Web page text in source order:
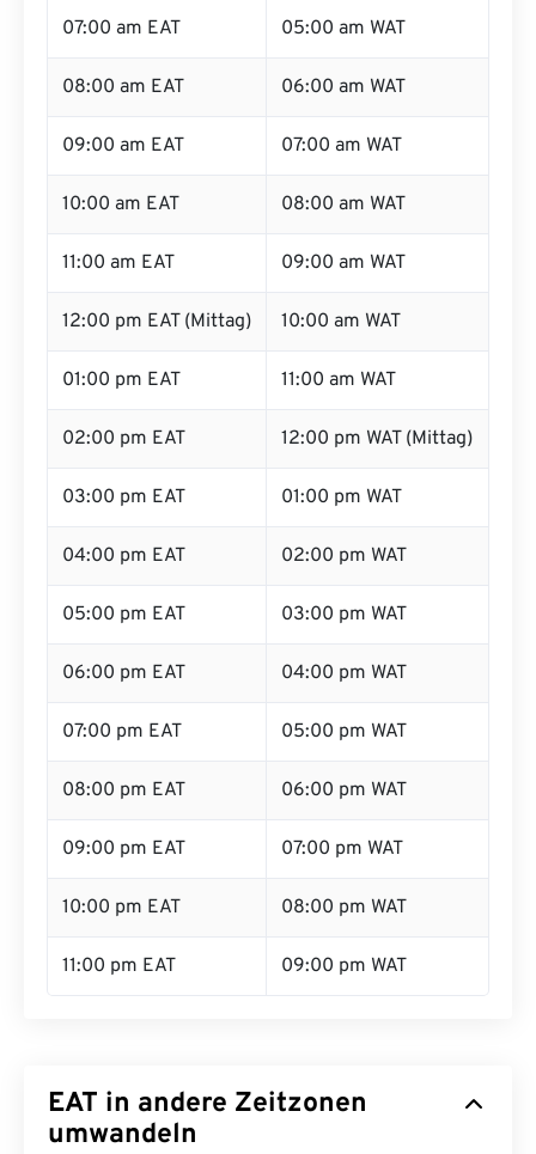
07:00 am EAT 05:00 am WAT
08:00 am EAT 06:00 am WAT
09:00 am EAT 07:00 am WAT
10:00 am EAT 08:00 am WAT
11:00 am EAT 09:00 am WAT
12:00 pm EAT (Mittag) 10:00 am WAT
01:00 pm EAT 11:00 am WAT
02:00 pm EAT 12:00 pm WAT (Mittag)
03:00 pm EAT 01:00 pm WAT
04:00 pm EAT 02:00 pm WAT
05:00 pm EAT 03:00 pm WAT
06:00 pm EAT 04:00 pm WAT
07:00 pm EAT 05:00 pm WAT
08:00 pm EAT 06:00 pm WAT
09:00 pm EAT 07:00 pm WAT
10:00 pm EAT 08:00 pm WAT
11:00 pm EAT 09:00 pm WAT
EAT in andere Zeitzonen
umwandeln